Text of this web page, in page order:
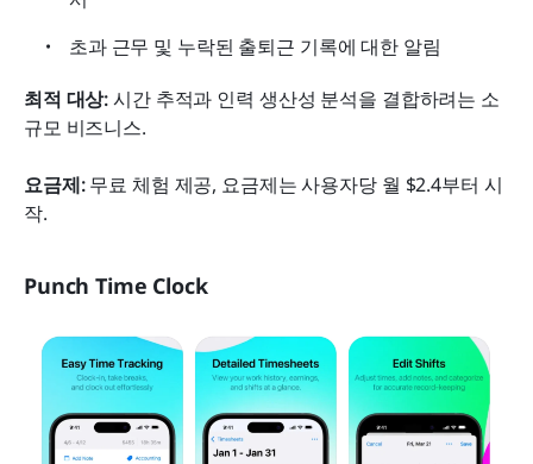
초과 근무 및 누락된 출퇴근 기록에 대한 알림
최적 대상: 시간 추적과 인력 생산성 분석을 결합하려는 소
규모 비즈니스.
요금제: 무료 체험 제공, 요금제는 사용자당 월 $2.4부터 시
작.
Punch Time Clock